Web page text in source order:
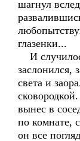
шагнул
глазенки...
И
заслонился,
света и
вынес в
по комнате,
он все